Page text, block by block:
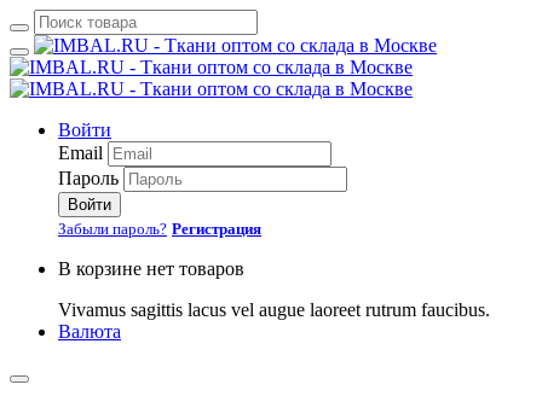
Войти
Email
Пароль
Войти
Забыли пароль? Регистрация
В корзине нет товаров
Vivamus sagittis lacus vel augue laoreet rutrum faucibus.
Валюта